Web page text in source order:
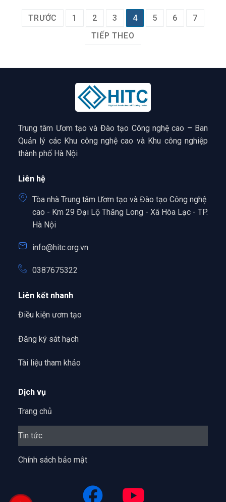
TRƯỚC 1 2 3 4 5 6
7
TIẾP THEO
Trung tâm Ươm tạo và Đào tạo Công nghệ cao – Ban
Quản lý các Khu công nghệ cao và Khu công nghiệp
thành phố Hà Nội
Liên hệ
Tòa nhà Trung tâm Ươm tạo và Đào tạo Công nghệ
cao - Km 29 Đại Lộ Thăng Long - Xã Hòa Lạc - TP.
Hà Nội
info@hitc.org.vn
0387675322
Liên kết nhanh
Điều kiện ươm tạo
Đăng ký sát hạch
Tài liệu tham khảo
Dịch vụ
Trang chủ
Tin tức
Chính sách bảo mật